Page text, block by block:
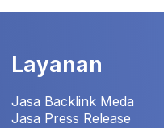
Layanan
Jasa Backlink Meda
Jasa Press Release